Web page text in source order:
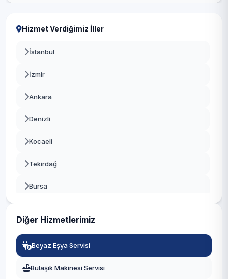
Hizmet Verdiğimiz İller
İstanbul
İzmir
Ankara
Denizli
Kocaeli
Tekirdağ
Bursa
Diğer Hizmetlerimiz
Beyaz Eşya Servisi
Bulaşık Makinesi Servisi